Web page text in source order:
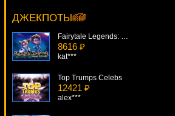
Lady In Red
1042 ₽
kat***
ДЖЕКПОТЫ
Cteb***
Fairytale Legends: Hansel & Gretel
8616 ₽
kat***
Top Trumps Celebs
12421 ₽
alex***